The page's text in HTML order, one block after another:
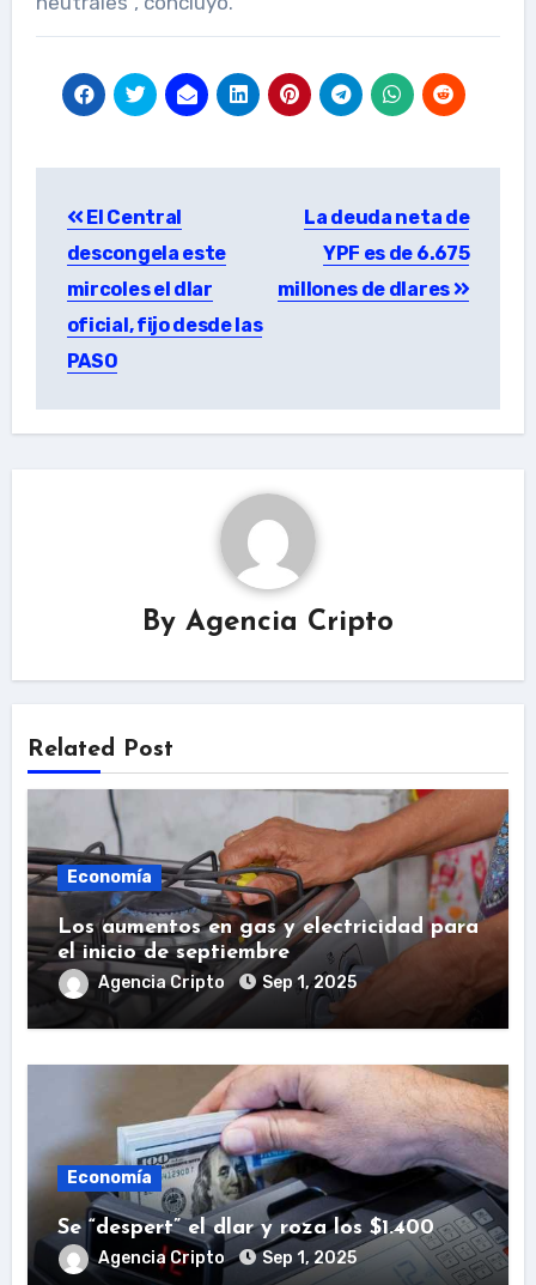
navigation
El Central
descongela este
mircoles el dlar
oficial, fijo desde las
PASO
La deuda neta de
YPF es de 6.675
millones de dlares
By Agencia Cripto
Related Post
Economía
Los aumentos en gas y electricidad para
el inicio de septiembre
Agencia Cripto Sep 1, 2025
Economía
Se “despert” el dlar y roza los $1.400
Agencia Cripto Sep 1, 2025